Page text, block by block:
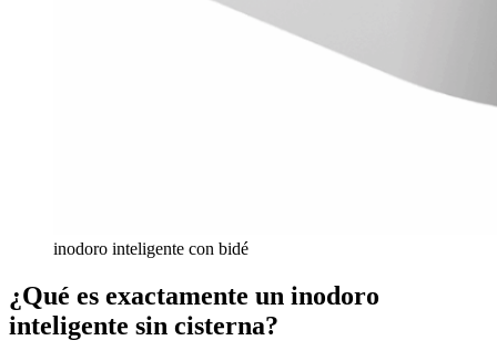
inodoro inteligente con bidé
¿Qué es exactamente un inodoro
inteligente sin cisterna?